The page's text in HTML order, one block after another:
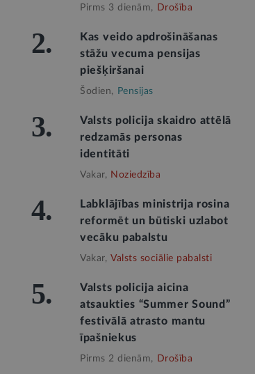
Pirms 3 dienām, Drošība
2.
Kas veido apdrošināšanas
stāžu vecuma pensijas
piešķiršanai
Šodien, Pensijas
3.
Valsts policija skaidro attēlā
redzamās personas
identitāti
Vakar, Noziedzība
4.
Labklājības ministrija rosina
reformēt un būtiski uzlabot
vecāku pabalstu
Vakar, Valsts sociālie pabalsti
5.
Valsts policija aicina
atsaukties “Summer Sound”
festivālā atrasto mantu
īpašniekus
Pirms 2 dienām, Drošība